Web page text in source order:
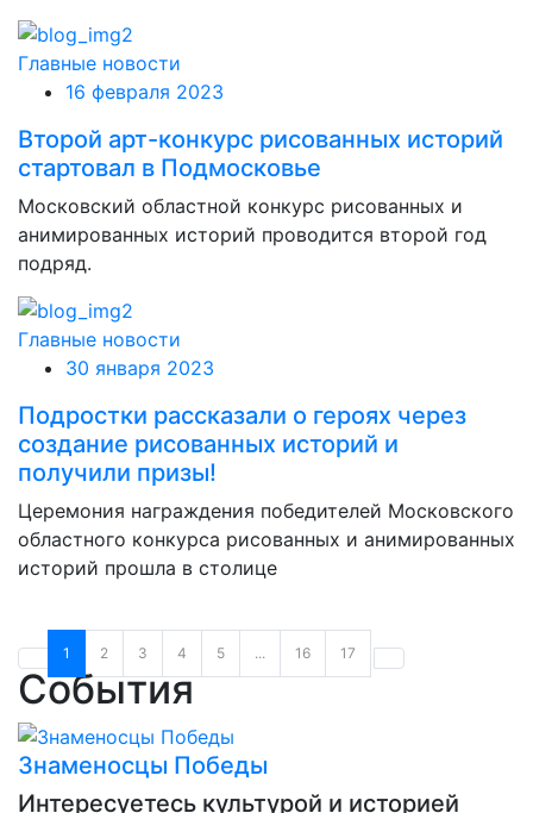
Главные новости
16 февраля 2023
Второй арт-конкурс рисованных историй
стартовал в Подмосковье
Московский областной конкурс рисованных и
анимированных историй проводится второй год
подряд.
Главные новости
30 января 2023
Подростки рассказали о героях через
создание рисованных историй и
получили призы!
Церемония награждения победителей Московского
областного конкурса рисованных и анимированных
историй прошла в столице
1 2 3 4 5 ... 16 17
События
Знаменосцы Победы
Интересуетесь культурой и историей